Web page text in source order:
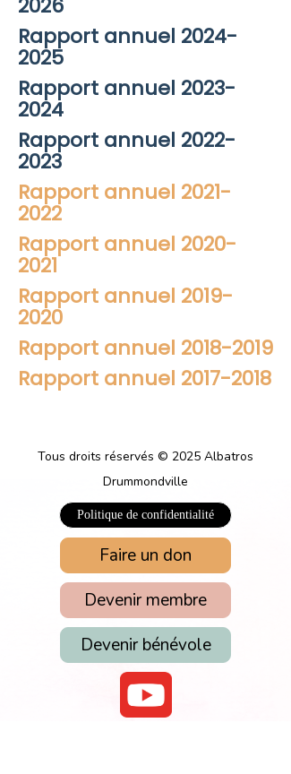
2026
Rapport annuel 2024-
2025
Rapport annuel 2023-
2024
Rapport annuel 2022-
2023
Rapport annuel 2021-
2022
Rapport annuel 2020-
2021
Rapport annuel 2019-
2020
Rapport annuel 2018-2019
Rapport annuel 2017-2018
Tous droits réservés © 2025 Albatros
Drummondville
Politique de confidentialité
Faire un don
Devenir membre
Devenir bénévole